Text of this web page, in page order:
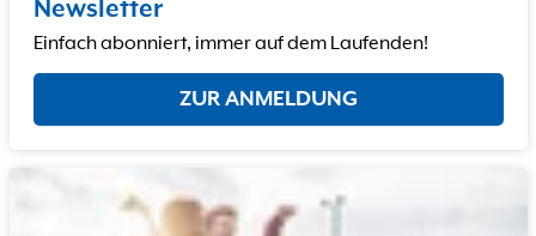
Newsletter
Einfach abonniert, immer auf dem Laufenden!
ZUR ANMELDUNG